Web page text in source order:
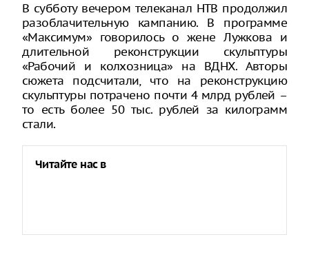
В субботу вечером телеканал НТВ продолжил
разоблачительную кампанию. В программе
«Максимум» говорилось о жене Лужкова и
длительной реконструкции скульптуры
«Рабочий и колхозница» на ВДНХ. Авторы
сюжета подсчитали, что на реконструкцию
скульптуры потрачено почти 4 млрд рублей –
то есть более 50 тыс. рублей за килограмм
стали.
Читайте нас в